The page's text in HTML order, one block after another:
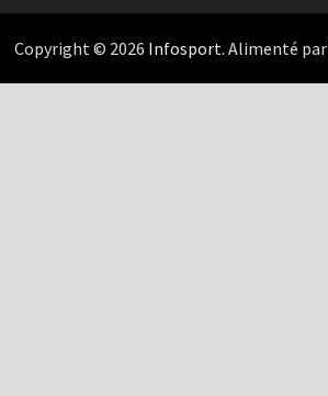
Copyright © 2026 Infosport. Alimenté par